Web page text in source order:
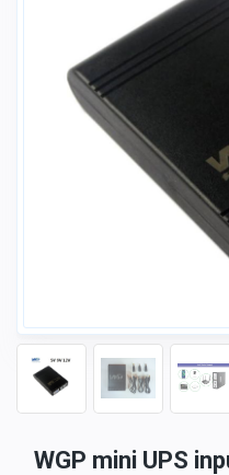
WGP mini UPS